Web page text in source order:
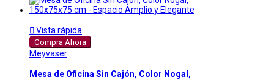
 Vista rápida
Compra Ahora
Meyvaser
Mesa de Oficina Sin Cajón, Color Nogal,